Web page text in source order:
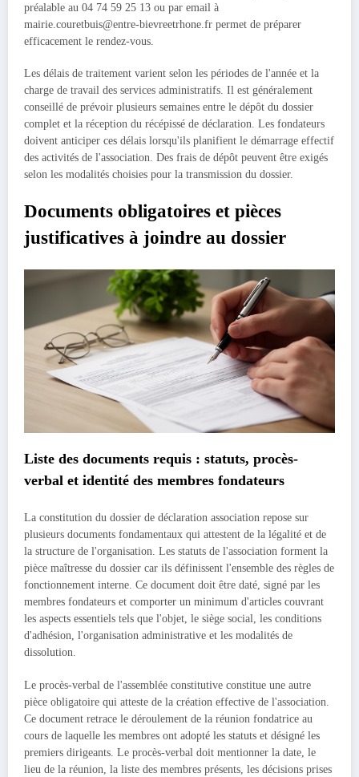
préalable au 04 74 59 25 13 ou par email à
mairie.couretbuis@entre-bievreetrhone.fr permet de préparer
efficacement le rendez-vous.
Les délais de traitement varient selon les périodes de l'année et la
charge de travail des services administratifs. Il est généralement
conseillé de prévoir plusieurs semaines entre le dépôt du dossier
complet et la réception du récépissé de déclaration. Les fondateurs
doivent anticiper ces délais lorsqu'ils planifient le démarrage effectif
des activités de l'association. Des frais de dépôt peuvent être exigés
selon les modalités choisies pour la transmission du dossier.
Documents obligatoires et pièces
justificatives à joindre au dossier
Liste des documents requis : statuts, procès-
verbal et identité des membres fondateurs
La constitution du dossier de déclaration association repose sur
plusieurs documents fondamentaux qui attestent de la légalité et de
la structure de l'organisation. Les statuts de l'association forment la
pièce maîtresse du dossier car ils définissent l'ensemble des règles de
fonctionnement interne. Ce document doit être daté, signé par les
membres fondateurs et comporter un minimum d'articles couvrant
les aspects essentiels tels que l'objet, le siège social, les conditions
d'adhésion, l'organisation administrative et les modalités de
dissolution.
Le procès-verbal de l'assemblée constitutive constitue une autre
pièce obligatoire qui atteste de la création effective de l'association.
Ce document retrace le déroulement de la réunion fondatrice au
cours de laquelle les membres ont adopté les statuts et désigné les
premiers dirigeants. Le procès-verbal doit mentionner la date, le
lieu de la réunion, la liste des membres présents, les décisions prises